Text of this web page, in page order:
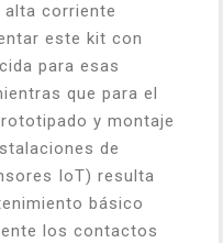
alta corriente
este kit con
para esas
que para el
y montaje
de
IoT) resulta
básico
los contactos